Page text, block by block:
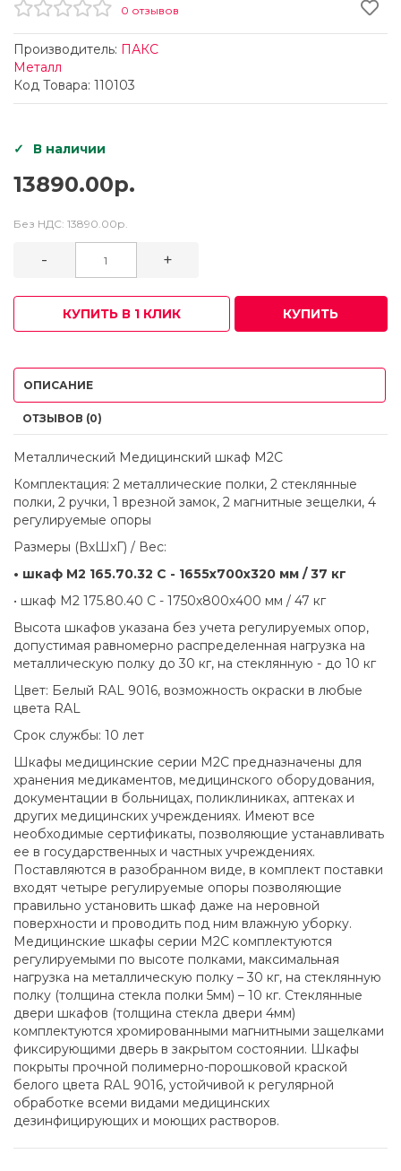
0 отзывов
Производитель: ПАКС
Металл
Код Товара: 110103
В наличии
13890.00р.
Без НДС: 13890.00р.
- +
КУПИТЬ В 1 КЛИК КУПИТЬ
ОПИСАНИЕ
ОТЗЫВОВ (0)
Металлический Медицинский шкаф M2С
Комплектация: 2 металлические полки, 2 стеклянные
полки, 2 ручки, 1 врезной замок, 2 магнитные зещелки, 4
регулируемые опоры
Размеры (ВхШхГ) / Вес:
• шкаф М2 165.70.32 C - 1655х700х320 мм / 37 кг
• шкаф М2 175.80.40 C - 1750х800х400 мм / 47 кг
Высота шкафов указана без учета регулируемых опор,
допустимая равномерно распределенная нагрузка на
металлическую полку до 30 кг, на стеклянную - до 10 кг
Цвет: Белый RAL 9016, возможность окраски в любые
цвета RAL
Cрок службы: 10 лет
Шкафы медицинские серии М2С предназначены для
хранения медикаментов, медицинского оборудования,
документации в больницах, поликлиниках, аптеках и
других медицинских учреждениях. Имеют все
необходимые сертификаты, позволяющие устанавливать
ее в государственных и частных учреждениях.
Поставляются в разобранном виде, в комплект поставки
входят четыре регулируемые опоры позволяющие
правильно установить шкаф даже на неровной
поверхности и проводить под ним влажную уборку.
Медицинские шкафы серии М2С комплектуются
регулируемыми по высоте полками, максимальная
нагрузка на металлическую полку – 30 кг, на стеклянную
полку (толщина стекла полки 5мм) – 10 кг. Стеклянные
двери шкафов (толщина стекла двери 4мм)
комплектуются хромированными магнитными защелками
фиксирующими дверь в закрытом состоянии. Шкафы
покрыты прочной полимерно-порошковой краской
белого цвета RAL 9016, устойчивой к регулярной
обработке всеми видами медицинских
дезинфицирующих и моющих растворов.